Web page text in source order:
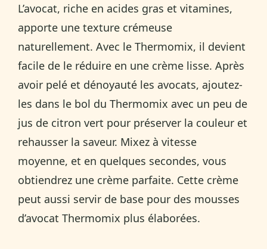
L’avocat, riche en acides gras et vitamines,
apporte une texture crémeuse
naturellement. Avec le Thermomix, il devient
facile de le réduire en une crème lisse. Après
avoir pelé et dénoyauté les avocats, ajoutez-
les dans le bol du Thermomix avec un peu de
jus de citron vert pour préserver la couleur et
rehausser la saveur. Mixez à vitesse
moyenne, et en quelques secondes, vous
obtiendrez une crème parfaite. Cette crème
peut aussi servir de base pour des mousses
d’avocat Thermomix plus élaborées.